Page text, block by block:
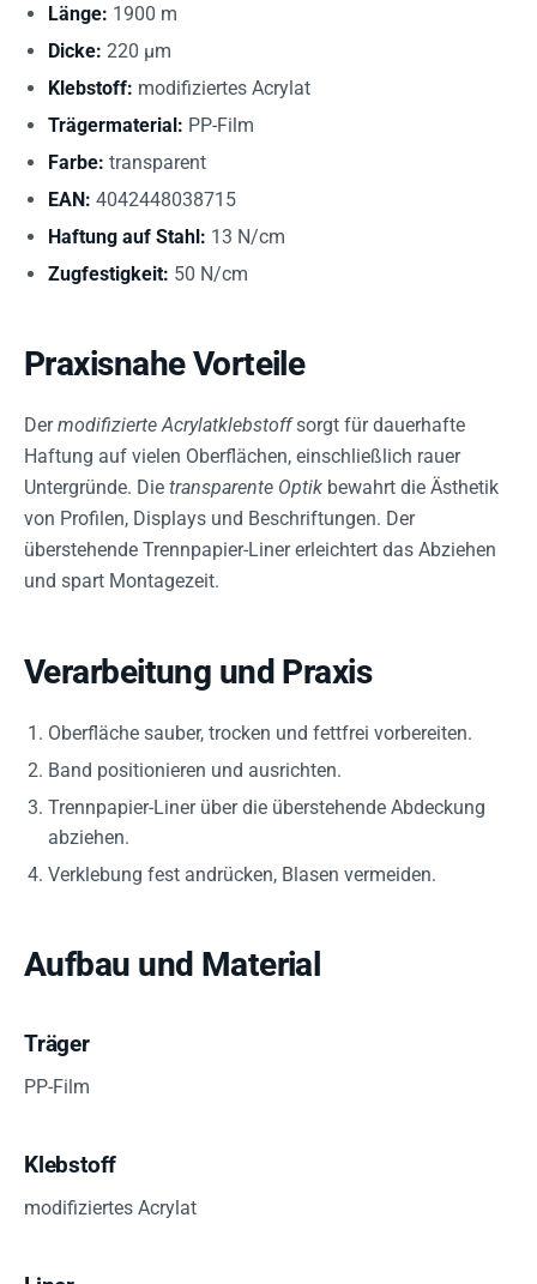
Länge: 1900 m
Dicke: 220 µm
Klebstoff: modifiziertes Acrylat
Trägermaterial: PP-Film
Farbe: transparent
EAN: 4042448038715
Haftung auf Stahl: 13 N/cm
Zugfestigkeit: 50 N/cm
Praxisnahe Vorteile
Dermodifizierte Acrylatklebstoffsorgt für dauerhafte
Haftung auf vielen Oberflächen, einschließlich rauer
Untergründe. Die transparente Optik bewahrt die Ästhetik
von Profilen, Displays und Beschriftungen. Der
überstehende Trennpapier-Liner erleichtert das Abziehen
und spart Montagezeit.
Verarbeitung und Praxis
Oberfläche sauber, trocken und fettfrei vorbereiten.
Band positionieren und ausrichten.
Trennpapier-Liner über die überstehende Abdeckung
abziehen.
Verklebung fest andrücken, Blasen vermeiden.
Aufbau und Material
Träger
PP-Film
Klebstoff
modifiziertes Acrylat